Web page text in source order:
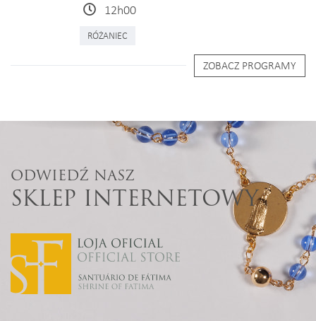
12h00
RÓŻANIEC
ZOBACZ PROGRAMY
ODWIEDŹ NASZ
SKLEP INTERNETOWY